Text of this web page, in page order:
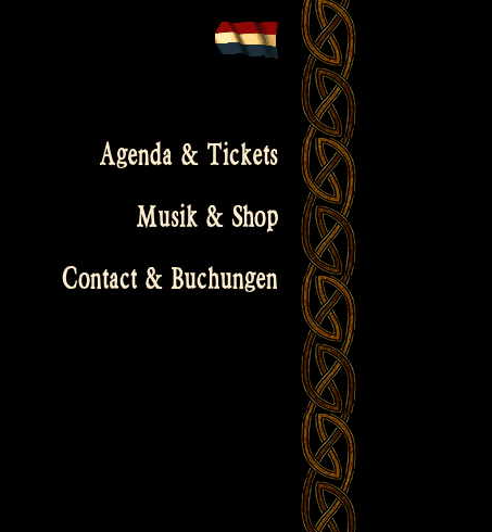
Agenda & Tickets
Musik & Shop
Contact & Buchungen